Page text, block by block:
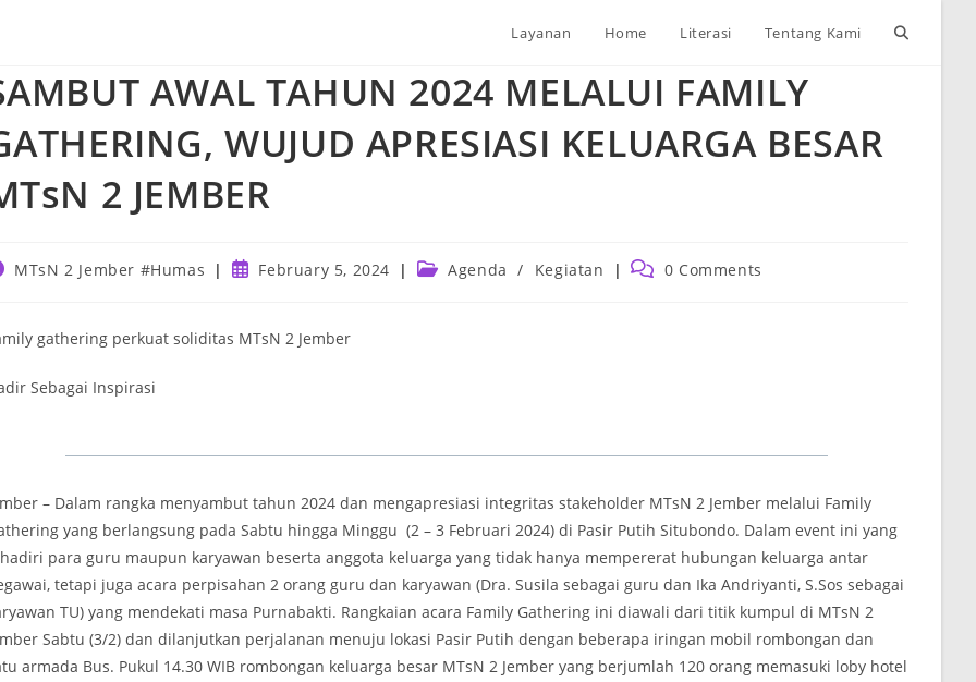
Layanan Home Literasi Tentang Kami Toggle
AWAL TAHUN 2024 MELALUI FAMILY
WUJUD APRESIASI KELUARGA BESAR
2 JEMBER
MTsN 2 Jember #Humas
PostFebruary 5, 2024
PostAgenda / Kegiatan
Post 0 Comments
gathering perkuat soliditas MTsN 2 Jember
Sebagai Inspirasi
– Dalam rangka menyambut tahun 2024 dan mengapresiasi integritas stakeholder MTsN 2 Jember melalui Family
yang berlangsung pada Sabtu hingga Minggu (2 – 3 Februari 2024) di Pasir Putih Situbondo. Dalam event ini yang
para guru maupun karyawan beserta anggota keluarga yang tidak hanya mempererat hubungan keluarga antar
tetapi juga acara perpisahan 2 orang guru dan karyawan (Dra. Susila sebagai guru dan Ika Andriyanti, S.Sos sebagai
TU) yang mendekati masa Purnabakti. Rangkaian acara Family Gathering ini diawali dari titik kumpul di MTsN 2
Sabtu (3/2) dan dilanjutkan perjalanan menuju lokasi Pasir Putih dengan beberapa iringan mobil rombongan dan
armada Bus. Pukul 14.30 WIB rombongan keluarga besar MTsN 2 Jember yang berjumlah 120 orang memasuki loby hotel